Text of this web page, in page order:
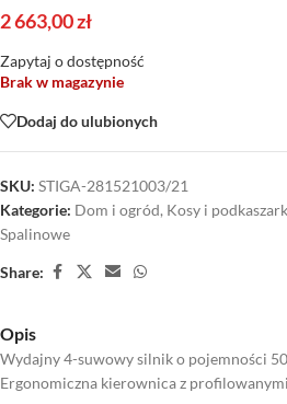
2 663,00zł
Zapytaj o dostępność
Brak w magazynie
Dodaj do ulubionych
SKU: STIGA-281521003/21
Kategorie: Dom i ogród, Kosy i
Spalinowe
Share:
Opis
Wydajny 4-suwowy silnik o pojemności
Ergonomiczna kierownica z